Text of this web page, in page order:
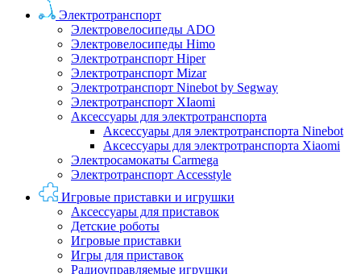
Электротранспорт
Электровелосипеды ADO
Электровелосипеды Himo
Электротранспорт Hiper
Электротранспорт Mizar
Электротранспорт Ninebot by Segway
Электротранспорт XIaomi
Аксессуары для электротранспорта
Аксессуары для электротранспорта Ninebot
Аксессуары для электротранспорта Xiaomi
Электросамокаты Carmega
Электротранспорт Accesstyle
Игровые приставки и игрушки
Аксессуары для приставок
Детские роботы
Игровые приставки
Игры для приставок
Радиоуправляемые игрушки